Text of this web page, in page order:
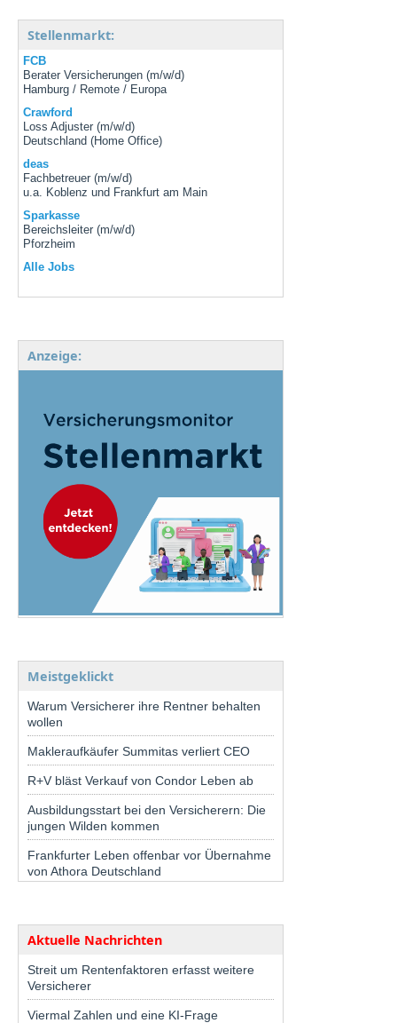
Stellenmarkt:
FCB
Berater Versicherungen (m/w/d)
Hamburg / Remote / Europa
Crawford
Loss Adjuster (m/w/d)
Deutschland (Home Office)
deas
Fachbetreuer (m/w/d)
u.a. Koblenz und Frankfurt am Main
Sparkasse
Bereichsleiter (m/w/d)
Pforzheim
Alle Jobs
Anzeige:
Meistgeklickt
Warum Versicherer ihre Rentner behalten
wollen
Makleraufkäufer Summitas verliert CEO
R+V bläst Verkauf von Condor Leben ab
Ausbildungsstart bei den Versicherern: Die
jungen Wilden kommen
Frankfurter Leben offenbar vor Übernahme
von Athora Deutschland
Aktuelle Nachrichten
Streit um Rentenfaktoren erfasst weitere
Versicherer
Viermal Zahlen und eine KI-Frage